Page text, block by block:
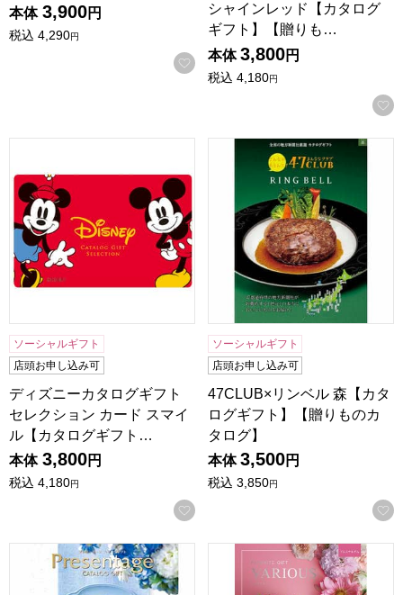
本体 3,900円
税込 4,290円
お気に入りに登録する
シャインレッド【カタログ
ギフト】【贈りも…
本体 3,800円
税込 4,180円
ディズニーカタログギフトセレクション カード スマイル【
ソーシャルギフト
店頭お申し込み可
ディズニーカタログギフト
セレクション カード スマイ
ル【カタログギフト…
本体 3,800円
税込 4,180円
お気に入りに登録する
47CLUB×リンベル 森【カタ
ソーシャルギフト
店頭お申し込み可
47CLUB×リンベル 森【カタ
ログギフト】【贈りものカ
タログ】
本体 3,500円
税込 3,850円
プレゼンテージ フォルテ【カタログギフト】【贈りものカ
ヴァリアス アムステルダム